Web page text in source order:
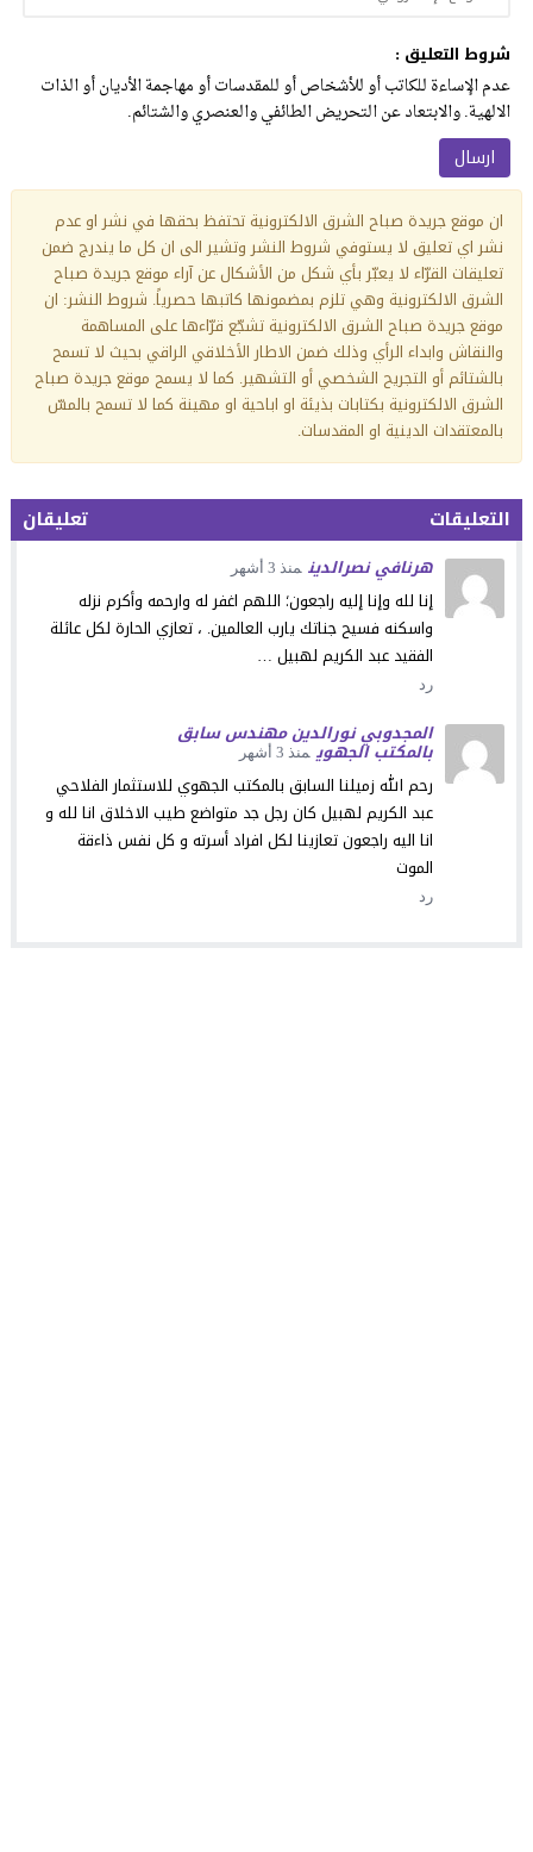
شروط التعليق :
عدم الإساءة للكاتب أو للأشخاص أو للمقدسات أو مهاجمة الأديان أو الذات
الالهية. والابتعاد عن التحريض الطائفي والعنصري والشتائم.
ان موقع جريدة صباح الشرق الالكترونية تحتفظ بحقها في نشر او عدم
نشر اي تعليق لا يستوفي شروط النشر وتشير الى ان كل ما يندرج ضمن
تعليقات القرّاء لا يعبّر بأي شكل من الأشكال عن آراء موقع جريدة صباح
الشرق الالكترونية وهي تلزم بمضمونها كاتبها حصرياً. شروط النشر: ان
موقع جريدة صباح الشرق الالكترونية تشجّع قرّاءها على المساهمة
والنقاش وابداء الرأي وذلك ضمن الاطار الأخلاقي الراقي بحيث لا تسمح
بالشتائم أو التجريح الشخصي أو التشهير. كما لا يسمح موقع جريدة صباح
الشرق الالكترونية بكتابات بذيئة او اباحية او مهينة كما لا تسمح بالمسّ
بالمعتقدات الدينية او المقدسات.
التعليقات تعليقان
هرنافي نصرالدين منذ 3 أشهر
إنا لله وإنا إليه راجعون؛ اللهم اغفر له وارحمه وأكرم نزله
واسكنه فسيح جناتك يارب العالمين. ، تعازي الحارة لكل عائلة
الفقيد عبد الكريم لهبيل …
رد
المجدوبي نورالدين مهندس سابق
بالمكتب الجهوي منذ 3 أشهر
رحم الله زميلنا السابق بالمكتب الجهوي للاستثمار الفلاحي
عبد الكريم لهبيل كان رجل جد متواضع طيب الاخلاق انا لله و
انا اليه راجعون تعازينا لكل افراد أسرته و كل نفس ذاءقة
الموت
رد